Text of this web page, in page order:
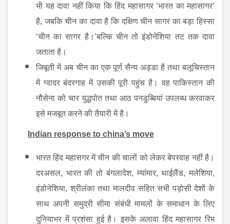
भी यह दावा नहीं किया कि हिंद महासागर ‘भारत का महासागर’
है, जबकि चीन का दावा है कि दक्षिण चीन सागर का बड़ा हिस्सा
‘चीन का सागर है।’बल्कि चीन तो इंडोनेशिया तट तक दावा
जताता है।
जिबूती में अब चीन का एक पूर्ण सैन्य अड्डा है तथा बलूचिस्तान
में ग्वादर बंदरगाह में उसकी पूरी पहुंच है। वह पाकिस्तान की
नौसेना को चार युद्धपोत तथा आठ पनडुब्बियां उपलब्ध करवाकर
इसे मजबूत करने की तैयारी में है।
Indian response to china’s move
भारत हिंद महासगर में चीन की चालों को लेकर बेपरवाह नहीं है।
दरअसल, भारत की तो बंगलादेश, म्यांमार, थाईलैंड,मलेशिया,
इंडोनेशिया, श्रीलंका तथा मालदीव सहित सभी पड़ोसी देशों के
साथ अपनी समुद्री सीमा संबंधी मामलों के समाधान के लिए
दुनियाभर में प्रशंसा हुई है। इसके अलावा हिंद महासागर रिम